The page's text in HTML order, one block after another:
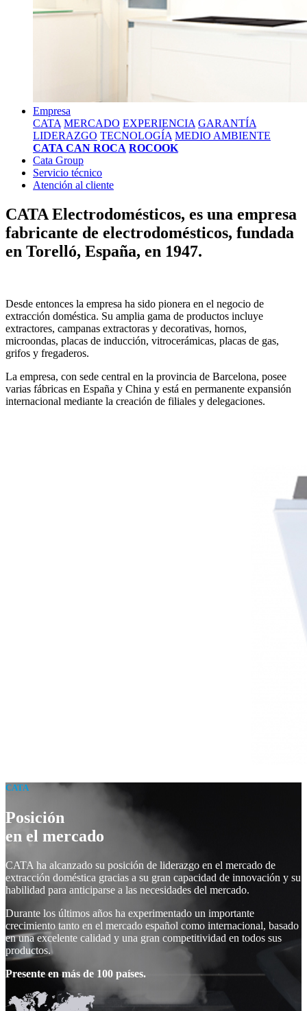
Empresa
CATA MERCADO EXPERIENCIA GARANTÍA
LIDERAZGO TECNOLOGÍA MEDIO AMBIENTE
CATA CAN ROCA ROCOOK
Cata Group
Servicio técnico
Atención al cliente
CATA Electrodomésticos, es una empresa
fabricante de electrodomésticos, fundada
en Torelló, España, en 1947.
Desde entonces la empresa ha sido pionera en el negocio de
extracción doméstica. Su amplia gama de productos incluye
extractores, campanas extractoras y decorativas, hornos,
microondas, placas de inducción, vitrocerámicas, placas de gas,
grifos y fregaderos.
La empresa, con sede central en la provincia de Barcelona, posee
varias fábricas en España y China y está en permanente expansión
internacional mediante la creación de filiales y delegaciones.
CATA
Posición
en el mercado
CATA ha alcanzado su posición de liderazgo en el mercado de
extracción doméstica gracias a su gran capacidad de innovación y su
habilidad para anticiparse a las necesidades del mercado.
Durante los últimos años ha experimentado un importante
crecimiento tanto en el mercado español como internacional, basado
en una excelente calidad y una gran competitividad en todos sus
productos.
Presente en más de 100 países.